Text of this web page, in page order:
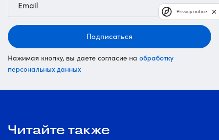
Подписаться
Нажимая кнопку, вы даете согласие на обработку
персональных данных
Читайте также
Privacy notice